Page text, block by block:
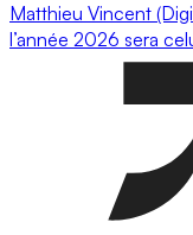
Matthieu Vincent
l’année 2026 sera